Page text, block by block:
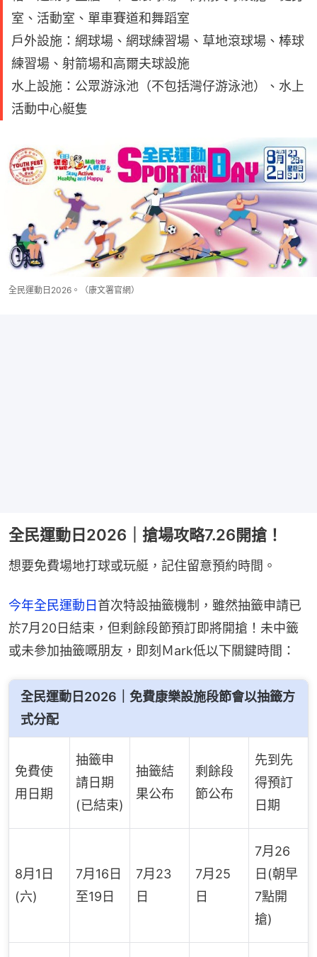
室、活動室、單車賽道和舞蹈室
戶外設施：網球場、網球練習場、草地滾球場、棒球
練習場、射箭場和高爾夫球設施
水上設施：公眾游泳池（不包括灣仔游泳池）、水上
活動中心艇隻
全民運動日2026。（康文署官網）
全民運動日2026｜搶場攻略7.26開搶！
想要免費場地打球或玩艇，記住留意預約時間。
今年全民運動日 首次特設抽籤機制，雖然抽籤申請已
於7月20日結束，但剩餘段節預訂即將開搶！未中籤
或未參加抽籤嘅朋友，即刻Ｍark低以下關鍵時間：
全民運動日2026｜免費康樂設施段節會以抽籤方
式分配
免費使
用日期
抽籤申
請日期
(已結束)
抽籤結
果公布
剩餘段
節公布
先到先
得預訂
日期
8月1日
(六)
7月16日
至19日
7月23
日
7月25
日
7月26
日(朝早
7點開
搶)